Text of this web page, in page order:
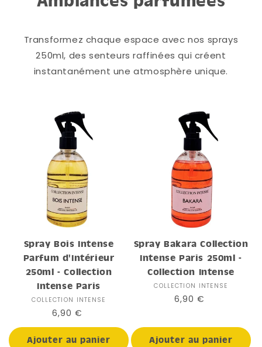
Transformez chaque espace avec nos sprays
250ml, des senteurs raffinées qui créent
instantanément une atmosphère unique.
Spray Bois Intense
Parfum d'Intérieur
250ml - Collection
Intense Paris
Distributeur :
COLLECTION INTENSE
Prix
habituel
6,90 €
Ajouter au panier
Spray Bakara Collection
Intense Paris 250ml -
Collection Intense
Distributeur :
COLLECTION INTENSE
Prix
6,90 €
Ajouter au panier